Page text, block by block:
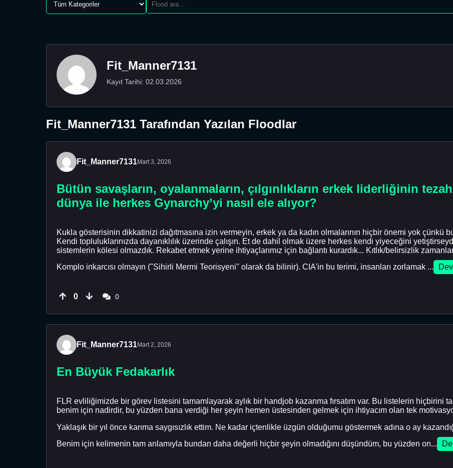
Fit_Manner7131
Kayıt Tarihi: 02.03.2026
Fit_Manner7131 Tarafından Yazılan Floodlar
Fit_Manner7131Mart 3, 2026
Bütün savaşların, oyalanmaların, çılgınlıkların erkek liderliğinin
dünya ile herkes Gynarchy’yi nasıl ele alıyor?
Kukla gösterisinin dikkatinizi dağıtmasına izin vermeyin, erkek ya da kadın olmalarının hiçbir önemi yok çünkü
Kendi topluluklarınızda dayanıklılık üzerinde çalışın. Et de dahil olmak üzere herkes kendi yiyeceğini
sistemlerin kölesi olmazdık. Rekabet etmek yerine ihtiyaçlarımız için bağlantı kurardık... Kıtlık/belirsizlik
Komplo inkarcısı olmayın ("Sihirli Mermi Teorisyeni" olarak da bilinir). CIA'in bu terimi, insanları zorlamak ...
0 0
Fit_Manner7131Mart 2, 2026
En Büyük Fedakarlık
FLR evliliğimizde bir görev listesini tamamlayarak aylık bir handjob kazanma fırsatım var. Bu listelerin hiçbirini
benim için nadirdir, bu yüzden bana verdiği her şeyin hemen üstesinden gelmek için ihtiyacım olan tek
Yaklaşık bir yıl önce karıma saygısızlık ettim. Ne kadar içtenlikle üzgün olduğumu göstermek adına o ay
Benim için kelimenin tam anlamıyla bundan daha değerli hiçbir şeyin olmadığını düşündüm, bu yüzden on...